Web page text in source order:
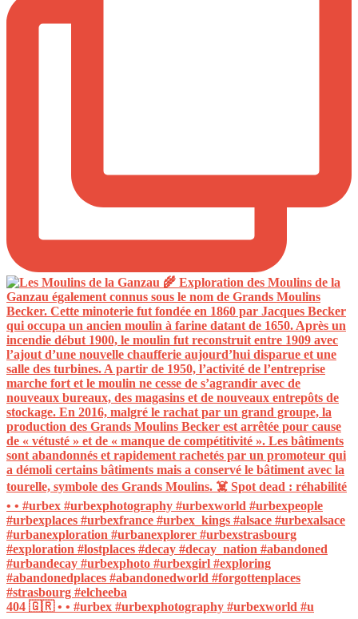
404 🇬🇷 • • #urbex #urbexphotography #urbexworld #u